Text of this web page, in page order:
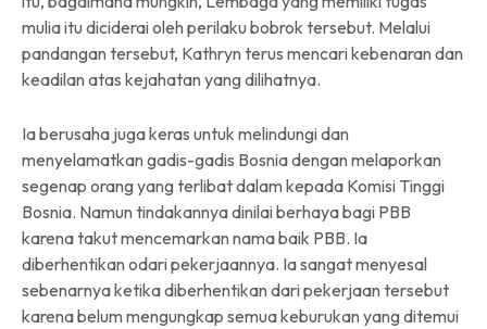
mulia itu diciderai oleh perilaku bobrok tersebut. Melalui
pandangan tersebut, Kathryn terus mencari kebenaran dan
keadilan atas kejahatan yang dilihatnya.
Ia berusaha juga keras untuk melindungi dan
menyelamatkan gadis-gadis Bosnia dengan melaporkan
segenap orang yang terlibat dalam kepada Komisi Tinggi
Bosnia. Namun tindakannya dinilai berhaya bagi PBB
karena takut mencemarkan nama baik PBB. Ia
diberhentikan odari pekerjaannya. Ia sangat menyesal
sebenarnya ketika diberhentikan dari pekerjaan tersebut
karena belum mengungkap semua keburukan yang ditemui